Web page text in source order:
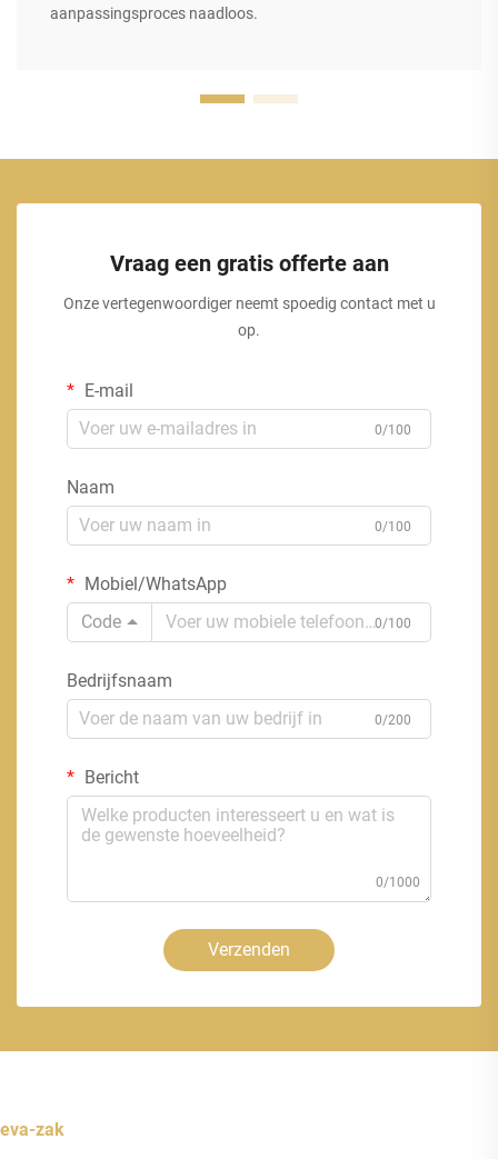
aanpassingsproces naadloos.
Vraag een gratis offerte aan
Onze vertegenwoordiger neemt spoedig contact met u
op.
E-mail
0/100
Naam
0/100
Mobiel/WhatsApp
Code
0/100
Bedrijfsnaam
0/200
Bericht
0/1000
Verzenden
eva-zak